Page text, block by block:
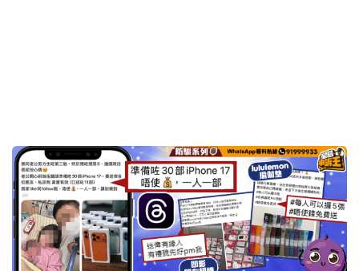
蛇踢爆Threads騙局
放蛇直擊 2026-03-16 18:32 HKT